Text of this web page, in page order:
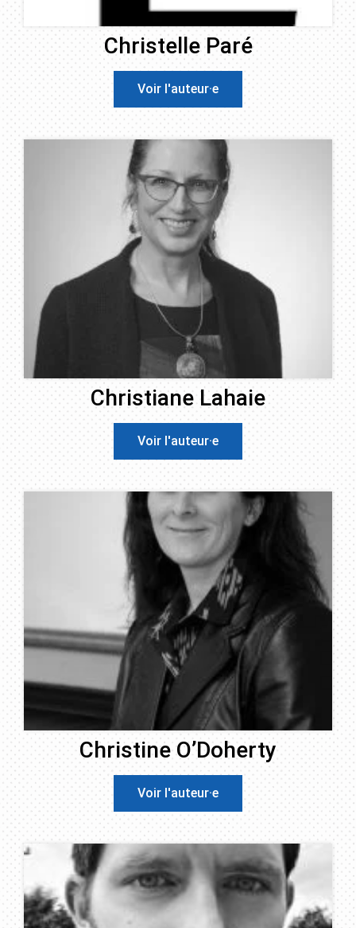
Christelle Paré
Voir l'auteur·e
Christiane Lahaie
Voir l'auteur·e
Christine O’Doherty
Voir l'auteur·e